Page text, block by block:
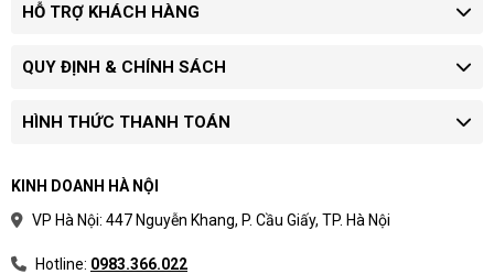
HỖ TRỢ KHÁCH HÀNG
QUY ĐỊNH & CHÍNH SÁCH
HÌNH THỨC THANH TOÁN
KINH DOANH HÀ NỘI
VP Hà Nội: 447 Nguyễn Khang, P. Cầu Giấy, TP. Hà Nội
Hotline: 0983.366.022